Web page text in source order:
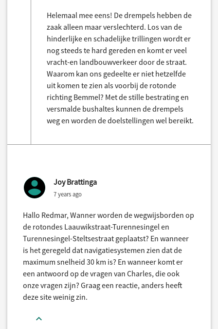
Helemaal mee eens! De drempels hebben de
zaak alleen maar verslechterd. Los van de
hinderlijke en schadelijke trillingen wordt er
nog steeds te hard gereden en komt er veel
vracht-en landbouwverkeer door de straat.
Waarom kan ons gedeelte er niet hetzelfde
uit komen te zien als voorbij de rotonde
richting Bemmel? Met de stille bestrating en
versmalde bushaltes kunnen de drempels
weg en worden de doelstellingen wel bereikt.
Joy Brattinga
7 years ago
Hallo Redmar, Wanner worden de wegwijsborden op
de rotondes Laauwikstraat-Turennesingel en
Turennesingel-Steltsestraat geplaatst? En wanneer
is het geregeld dat navigatiesystemen zien dat de
maximum snelheid 30 km is? En wanneer komt er
een antwoord op de vragen van Charles, die ook
onze vragen zijn? Graag een reactie, anders heeft
deze site weinig zin.